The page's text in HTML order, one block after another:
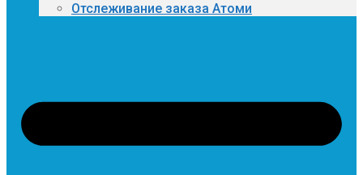
Отслеживание заказа Атоми